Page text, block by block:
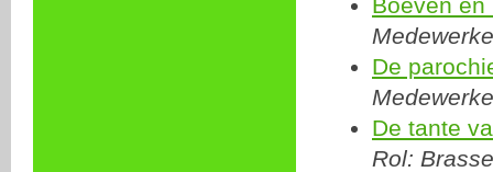
De
De tante
Rol: